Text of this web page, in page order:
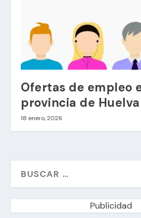
Ofertas de empleo
provincia de Huelva
18 enero, 2026
Publicidad